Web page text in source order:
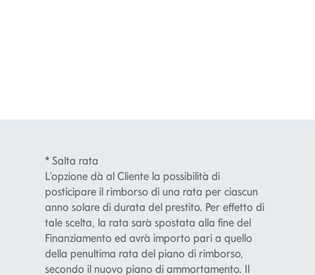
L'opzione dà al Cliente la possibilità di
posticipare il rimborso di una rata per ciascun
anno solare di durata del prestito. Per effetto di
tale scelta, la rata sarà spostata alla fine del
Finanziamento ed avrà importo pari a quello
della penultima rata del piano di rimborso,
secondo il nuovo piano di ammortamento. Il
Cliente ha facoltà di esercitare questa opzione: -